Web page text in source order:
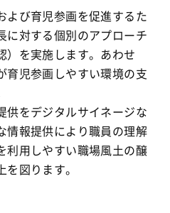
よび育児参画を促進するた
に対する個別のアプローチ
）を実施します。あわせ
育児参画しやすい環境の支
供をデジタルサイネージな
情報提供により職員の理解
利用しやすい職場風土の醸
図ります。